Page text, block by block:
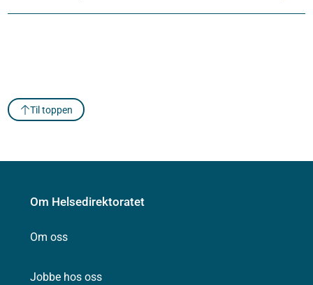
Til toppen
Om Helsedirektoratet
Om oss
Jobbe hos oss